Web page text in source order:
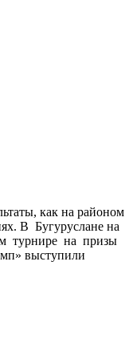
как на районом
В Бугуруслане на
турнире на призы
выступили